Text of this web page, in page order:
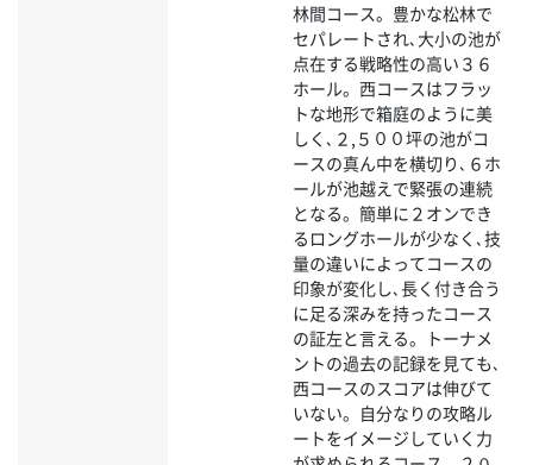
林間コース。豊かな松林で
セパレートされ､大小の池が
点在する戦略性の高い３６
ホール。西コースはフラッ
トな地形で箱庭のように美
しく､２,５００坪の池がコ
ースの真ん中を横切り､６ホ
ールが池越えで緊張の連続
となる。簡単に２オンでき
るロングホールが少なく､技
量の違いによってコースの
印象が変化し､長く付き合う
に足る深みを持ったコース
の証左と言える。トーナメ
ントの過去の記録を見ても､
西コースのスコアは伸びて
いない。自分なりの攻略ル
ートをイメージしていく力